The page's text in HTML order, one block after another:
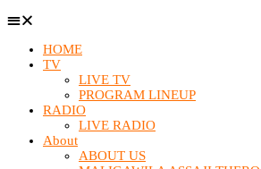
HOME
TV
LIVE TV
PROGRAM LINEUP
RADIO
LIVE RADIO
About
ABOUT US